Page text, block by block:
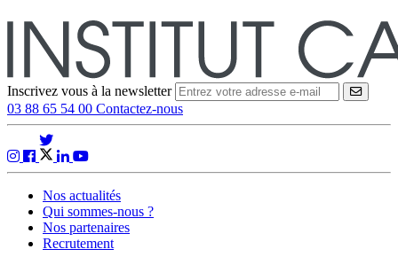
Inscrivez vous à la newsletter
03 88 65 54 00 Contactez-nous
Nos actualités
Qui sommes-nous ?
Nos partenaires
Recrutement